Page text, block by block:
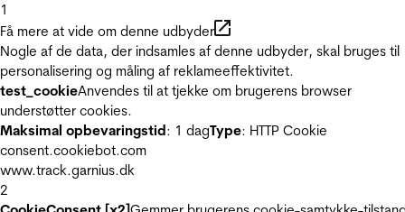
1
Få mere at vide om denne udbyder
Nogle af de data, der indsamles af denne udbyder, skal bruges til
personalisering og måling af reklameeffektivitet.
test_cookieAnvendes til at tjekke om brugerens browser
understøtter cookies.
Maksimal opbevaringstid: 1 dagType: HTTP Cookie
consent.cookiebot.com
www.track.garnius.dk
2